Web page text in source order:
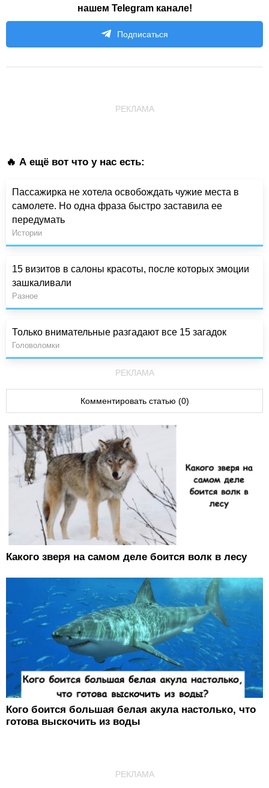
нашем Telegram канале!
Подписаться
РЕКЛАМА
🔥 А ещё вот что у нас есть:
Пассажирка не хотела освобождать чужие места в
самолете. Но одна фраза быстро заставила ее
передумать
Истории
15 визитов в салоны красоты, после которых эмоции
зашкаливали
Разное
Только внимательные разгадают все 15 загадок
Головоломки
РЕКЛАМА
Комментировать статью (0)
Какого зверя на самом деле боится волк в лесу
Кого боится большая белая акула настолько, что
готова выскочить из воды
РЕКЛАМА